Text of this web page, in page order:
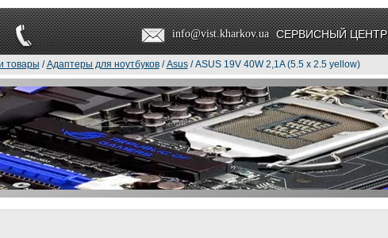
info@vist.kharkov.ua СЕРВИСНЫЙ ЦЕНТР
товары /Адаптеры для ноутбуков/Asus/ ASUS 19V 40W 2,1A (5.5 x 2.5 yellow)